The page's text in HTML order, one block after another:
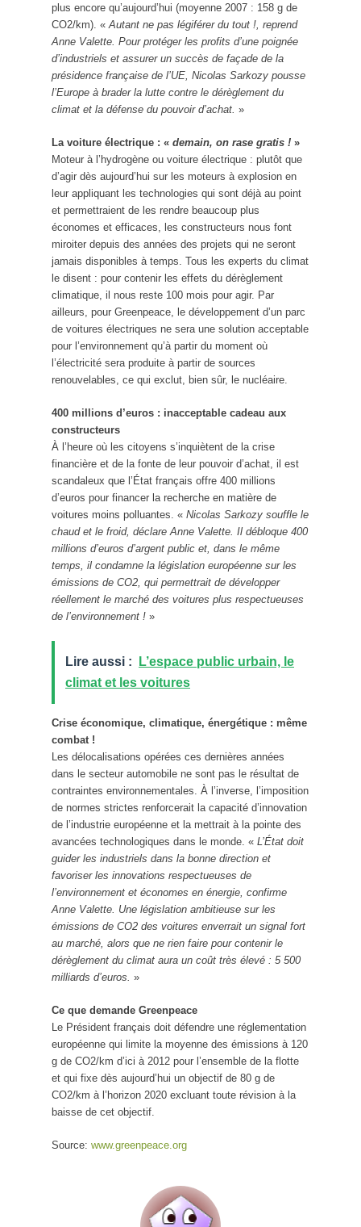
plus encore qu’aujourd’hui (moyenne 2007 : 158 g de
CO2/km). « Autant ne pas légiférer du tout !, reprend
Anne Valette. Pour protéger les profits d’une poignée
d’industriels et assurer un succès de façade de la
présidence française de l’UE, Nicolas Sarkozy pousse
l’Europe à brader la lutte contre le dérèglement du
climat et la défense du pouvoir d’achat. »
La voiture électrique : « demain, on rase gratis ! »
Moteur à l’hydrogène ou voiture électrique : plutôt que
d’agir dès aujourd’hui sur les moteurs à explosion en
leur appliquant les technologies qui sont déjà au point
et permettraient de les rendre beaucoup plus
économes et efficaces, les constructeurs nous font
miroiter depuis des années des projets qui ne seront
jamais disponibles à temps. Tous les experts du climat
le disent : pour contenir les effets du dérèglement
climatique, il nous reste 100 mois pour agir. Par
ailleurs, pour Greenpeace, le développement d’un parc
de voitures électriques ne sera une solution acceptable
pour l’environnement qu’à partir du moment où
l’électricité sera produite à partir de sources
renouvelables, ce qui exclut, bien sûr, le nucléaire.
400 millions d’euros : inacceptable cadeau aux
constructeurs
À l’heure où les citoyens s’inquiètent de la crise
financière et de la fonte de leur pouvoir d’achat, il est
scandaleux que l’État français offre 400 millions
d’euros pour financer la recherche en matière de
voitures moins polluantes. « Nicolas Sarkozy souffle le
chaud et le froid, déclare Anne Valette. Il débloque 400
millions d’euros d’argent public et, dans le même
temps, il condamne la législation européenne sur les
émissions de CO2, qui permettrait de développer
réellement le marché des voitures plus respectueuses
de l’environnement ! »
Lire aussi :
L’espace public urbain, le
climat et les voitures
Crise économique, climatique, énergétique : même
combat !
Les délocalisations opérées ces dernières années
dans le secteur automobile ne sont pas le résultat de
contraintes environnementales. À l’inverse, l’imposition
de normes strictes renforcerait la capacité d’innovation
de l’industrie européenne et la mettrait à la pointe des
avancées technologiques dans le monde. « L’État doit
guider les industriels dans la bonne direction et
favoriser les innovations respectueuses de
l’environnement et économes en énergie, confirme
Anne Valette. Une législation ambitieuse sur les
émissions de CO2 des voitures enverrait un signal fort
au marché, alors que ne rien faire pour contenir le
dérèglement du climat aura un coût très élevé : 5 500
milliards d’euros. »
Ce que demande Greenpeace
Le Président français doit défendre une réglementation
européenne qui limite la moyenne des émissions à 120
g de CO2/km d’ici à 2012 pour l’ensemble de la flotte
et qui fixe dès aujourd’hui un objectif de 80 g de
CO2/km à l’horizon 2020 excluant toute révision à la
baisse de cet objectif.
Source: www.greenpeace.org